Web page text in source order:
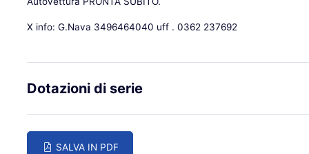
X info: G.Nava 3496464040 uff . 0362 237692
Dotazioni di serie
SALVA IN PDF